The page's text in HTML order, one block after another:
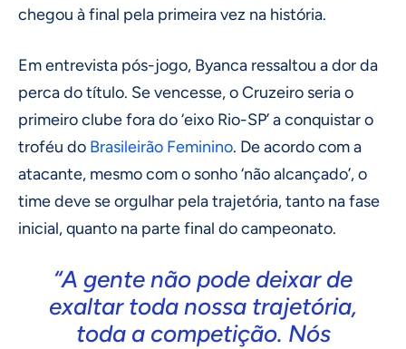
chegou à final pela primeira vez na história.
Em entrevista pós-jogo, Byanca ressaltou a dor da
perca do título. Se vencesse, o Cruzeiro seria o
primeiro clube fora do ‘eixo Rio-SP’ a conquistar o
troféu do Brasileirão Feminino. De acordo com a
atacante, mesmo com o sonho ‘não alcançado’, o
time deve se orgulhar pela trajetória, tanto na fase
inicial, quanto na parte final do campeonato.
“A gente não pode deixar de
exaltar toda nossa trajetória,
toda a competição. Nós